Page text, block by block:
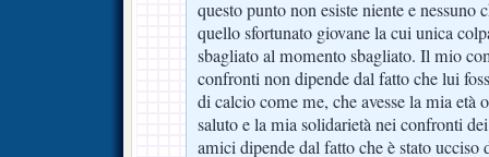
questo punto non esiste niente e nessuno
quello sfortunato giovane la cui unica
sbagliato al momento sbagliato. Il mio
confronti non dipende dal fatto che lui
di calcio come me, che avesse la mia
saluto e la mia solidarietà nei confronti
amici dipende dal fatto che è stato ucciso